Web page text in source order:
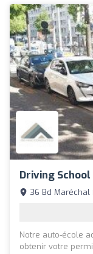
Driving
36 Bd Maréchal
Notre auto-école
obtenir votre